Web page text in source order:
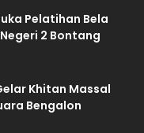
Pelatihan Bela
Negeri 2 Bontang
Khitan Massal
Bengalon